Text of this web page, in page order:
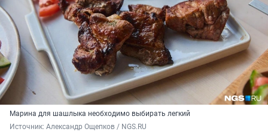
Марина для шашлыка необходимо выбирать легкий
Источник: Александр Ощепков / NGS.RU